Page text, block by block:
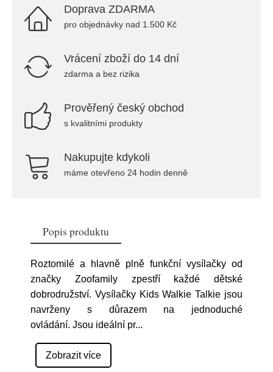
Doprava ZDARMA
pro objednávky nad 1.500 Kč
Vrácení zboží do 14 dní
zdarma a bez rizika
Prověřený český obchod
s kvalitními produkty
Nakupujte kdykoli
máme otevřeno 24 hodin denně
Popis produktu
Roztomilé a hlavně plně funkční vysílačky od
značky Zoofamily zpestří každé dětské
dobrodružství. Vysílačky Kids Walkie Talkie jsou
navrženy s důrazem na jednoduché
ovládání. Jsou ideální pr...
Zobrazit více